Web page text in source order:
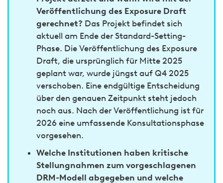
Veröffentlichung des Exposure Draft
gerechnet? Das Projekt befindet sich
aktuell am Ende der Standard-Setting-
Phase. Die Veröffentlichung des Exposure
Draft, die ursprünglich für Mitte 2025
geplant war, wurde jüngst auf Q4 2025
verschoben. Eine endgültige Entscheidung
über den genauen Zeitpunkt steht jedoch
noch aus. Nach der Veröffentlichung ist für
2026 eine umfassende Konsultationsphase
vorgesehen.
Welche Institutionen haben kritische
Stellungnahmen zum vorgeschlagenen
DRM-Modell abgegeben und welche